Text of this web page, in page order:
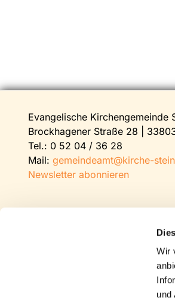
Wir
und
Evangelische Kirchengemeinde
Brockhagener Straße 28 |
Tel.: 0 52 04 / 36 28
Mail: gemeindeamt@kirche-
Newsletter abonnieren